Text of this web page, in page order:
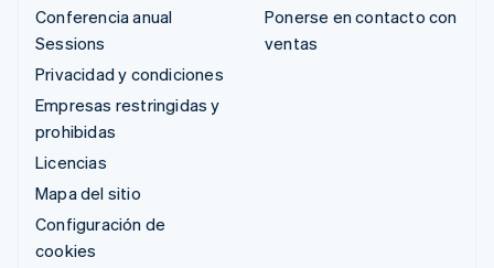
Conferencia anual
Sessions
Privacidad y condiciones
Empresas restringidas y
prohibidas
Licencias
Mapa del sitio
Configuración de
cookies
Ponerse en contacto con
ventas